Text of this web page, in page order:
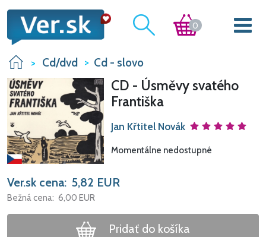
0
Cd/dvd Cd - slovo
CD - Úsměvy svatého
Františka
Jan Křtitel Novák
Momentálne nedostupné
Ver.sk cena: 5,82 EUR
Bežná cena: 6,00 EUR
Pridať do košíka